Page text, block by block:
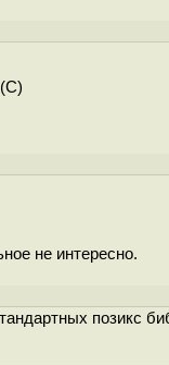
не интересно.
позикс